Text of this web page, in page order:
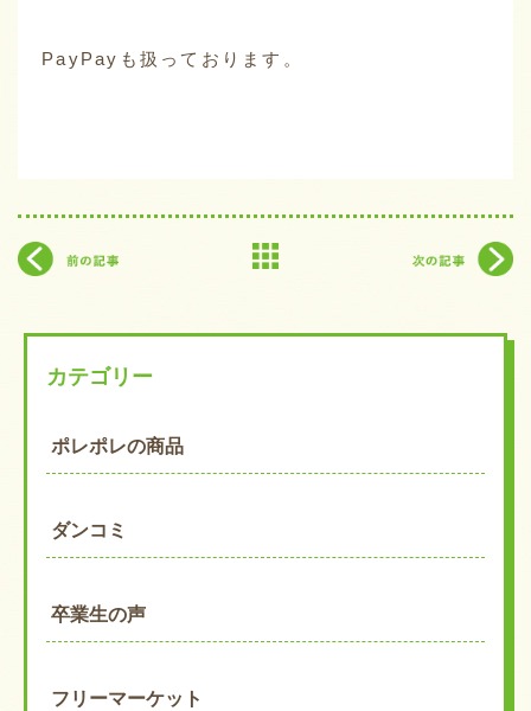
PayPayも扱っております。
カテゴリー
ポレポレの商品
ダンコミ
卒業生の声
フリーマーケット